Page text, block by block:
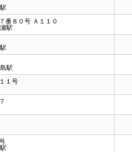
番８０号 Ａ１１０
駅
駅
１号